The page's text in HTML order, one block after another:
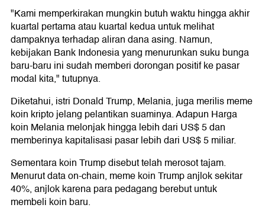
"Kami memperkirakan mungkin butuh waktu hingga akhir
kuartal pertama atau kuartal kedua untuk melihat
dampaknya terhadap aliran dana asing. Namun,
kebijakan Bank Indonesia yang menurunkan suku bunga
baru-baru ini sudah memberi dorongan positif ke pasar
modal kita," tutupnya.
Diketahui, istri Donald Trump, Melania, juga merilis meme
koin kripto jelang pelantikan suaminya. Adapun Harga
koin Melania melonjak hingga lebih dari US$ 5 dan
memberinya kapitalisasi pasar lebih dari US$ 5 miliar.
Sementara koin Trump disebut telah merosot tajam.
Menurut data on-chain, meme koin Trump anjlok sekitar
40%, anjlok karena para pedagang berebut untuk
membeli koin baru.